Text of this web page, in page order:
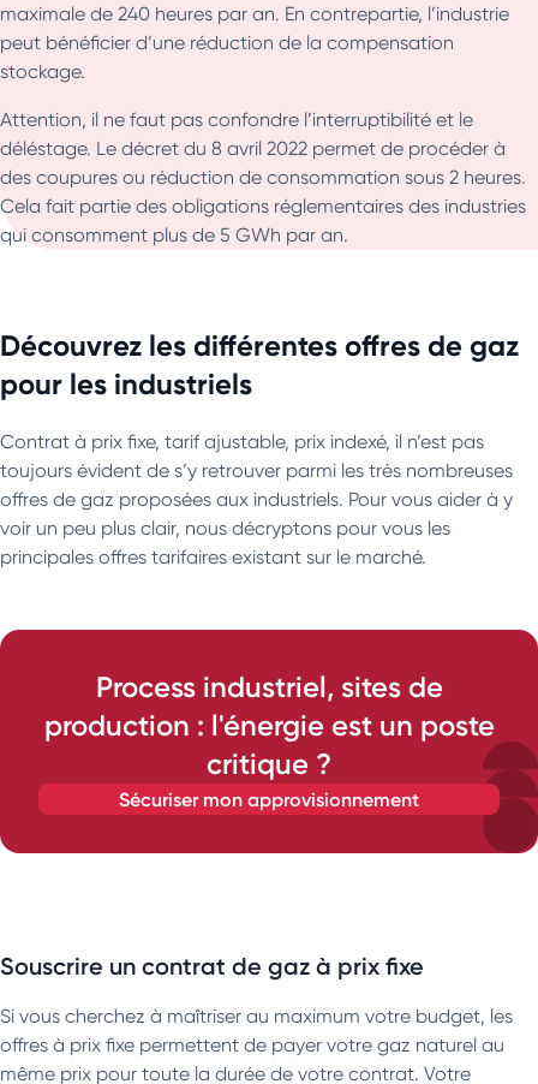
maximale de 240 heures par an. En contrepartie, l’industrie
peut bénéficier d’une réduction de la compensation
stockage.
Attention, il ne faut pas confondre l’interruptibilité et le
déléstage. Le décret du 8 avril 2022 permet de procéder à
des coupures ou réduction de consommation sous 2 heures.
Cela fait partie des obligations réglementaires des industries
qui consomment plus de 5 GWh par an.
Découvrez les différentes offres de gaz
pour les industriels
Contrat à prix fixe, tarif ajustable, prix indexé, il n’est pas
toujours évident de s’y retrouver parmi les très nombreuses
offres de gaz proposées aux industriels. Pour vous aider à y
voir un peu plus clair, nous décryptons pour vous les
principales offres tarifaires existant sur le marché.
Process industriel, sites de
production : l'énergie est un poste
critique ?
sécuriser mon approvisionnement
Souscrire un contrat de gaz à prix fixe
Si vous cherchez à maîtriser au maximum votre budget, les
offres à prix fixe permettent de payer votre gaz naturel au
même prix pour toute la durée de votre contrat. Votre